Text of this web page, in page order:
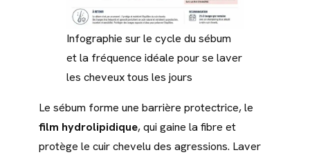
Infographie sur le cycle du sébum
et la fréquence idéale pour se laver
les cheveux tous les jours
Le sébum forme une barrière protectrice, le
film hydrolipidique, qui gaine la fibre et
protège le cuir chevelu des agressions. Laver